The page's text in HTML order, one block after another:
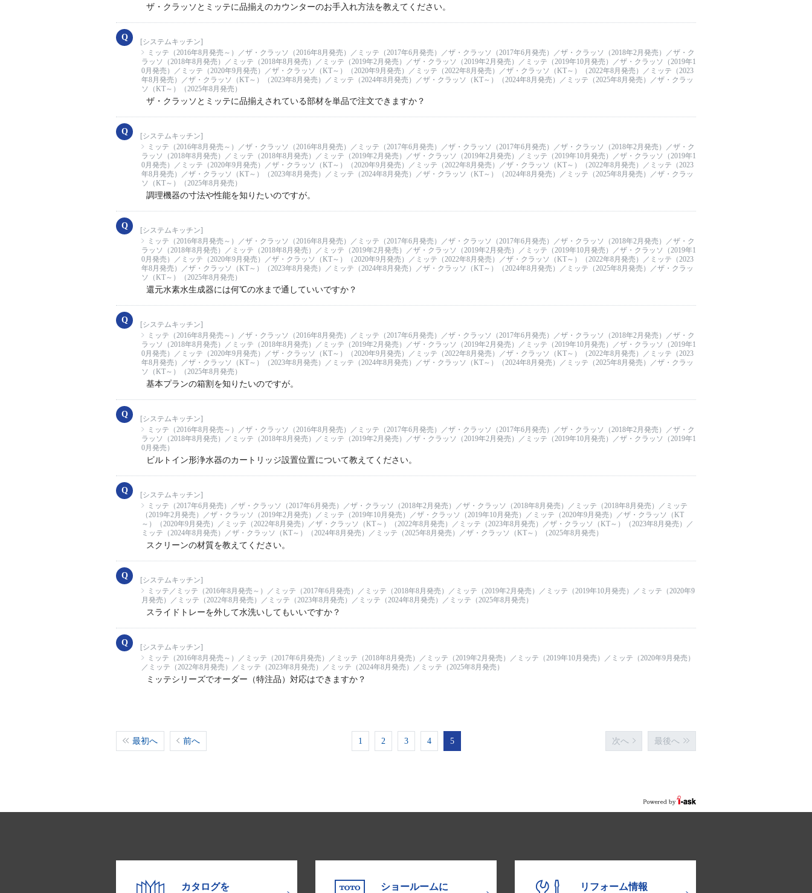
ザ・クラッソとミッテに品揃えのカウンターのお手入れ方法を教えてください。
[システムキッチン]
ミッテ（2016年8月発売～）／ザ・クラッソ（2016年8月発売）／ミッテ（2017年6月発売）／ザ・クラッソ（2017年6月発売）／ザ・クラッソ（2018年2月発売）／ザ・ク
ラッソ（2018年8月発売）／ミッテ（2018年8月発売）／ミッテ（2019年2月発売）／ザ・クラッソ（2019年2月発売）／ミッテ（2019年10月発売）／ザ・クラッソ（2019年1
0月発売）／ミッテ（2020年9月発売）／ザ・クラッソ（KT～）（2020年9月発売）／ミッテ（2022年8月発売）／ザ・クラッソ（KT～）（2022年8月発売）／ミッテ（2023
年8月発売）／ザ・クラッソ（KT～）（2023年8月発売）／ミッテ（2024年8月発売）／ザ・クラッソ（KT～）（2024年8月発売）／ミッテ（2025年8月発売）／ザ・クラッ
ソ（KT～）（2025年8月発売）
ザ・クラッソとミッテに品揃えされている部材を単品で注文できますか？
[システムキッチン]
ミッテ（2016年8月発売～）／ザ・クラッソ（2016年8月発売）／ミッテ（2017年6月発売）／ザ・クラッソ（2017年6月発売）／ザ・クラッソ（2018年2月発売）／ザ・ク
ラッソ（2018年8月発売）／ミッテ（2018年8月発売）／ミッテ（2019年2月発売）／ザ・クラッソ（2019年2月発売）／ミッテ（2019年10月発売）／ザ・クラッソ（2019年1
0月発売）／ミッテ（2020年9月発売）／ザ・クラッソ（KT～）（2020年9月発売）／ミッテ（2022年8月発売）／ザ・クラッソ（KT～）（2022年8月発売）／ミッテ（2023
年8月発売）／ザ・クラッソ（KT～）（2023年8月発売）／ミッテ（2024年8月発売）／ザ・クラッソ（KT～）（2024年8月発売）／ミッテ（2025年8月発売）／ザ・クラッ
ソ（KT～）（2025年8月発売）
調理機器の寸法や性能を知りたいのですが。
[システムキッチン]
ミッテ（2016年8月発売～）／ザ・クラッソ（2016年8月発売）／ミッテ（2017年6月発売）／ザ・クラッソ（2017年6月発売）／ザ・クラッソ（2018年2月発売）／ザ・ク
ラッソ（2018年8月発売）／ミッテ（2018年8月発売）／ミッテ（2019年2月発売）／ザ・クラッソ（2019年2月発売）／ミッテ（2019年10月発売）／ザ・クラッソ（2019年1
0月発売）／ミッテ（2020年9月発売）／ザ・クラッソ（KT～）（2020年9月発売）／ミッテ（2022年8月発売）／ザ・クラッソ（KT～）（2022年8月発売）／ミッテ（2023
年8月発売）／ザ・クラッソ（KT～）（2023年8月発売）／ミッテ（2024年8月発売）／ザ・クラッソ（KT～）（2024年8月発売）／ミッテ（2025年8月発売）／ザ・クラッ
ソ（KT～）（2025年8月発売）
還元水素水生成器には何℃の水まで通していいですか？
[システムキッチン]
ミッテ（2016年8月発売～）／ザ・クラッソ（2016年8月発売）／ミッテ（2017年6月発売）／ザ・クラッソ（2017年6月発売）／ザ・クラッソ（2018年2月発売）／ザ・ク
ラッソ（2018年8月発売）／ミッテ（2018年8月発売）／ミッテ（2019年2月発売）／ザ・クラッソ（2019年2月発売）／ミッテ（2019年10月発売）／ザ・クラッソ（2019年1
0月発売）／ミッテ（2020年9月発売）／ザ・クラッソ（KT～）（2020年9月発売）／ミッテ（2022年8月発売）／ザ・クラッソ（KT～）（2022年8月発売）／ミッテ（2023
年8月発売）／ザ・クラッソ（KT～）（2023年8月発売）／ミッテ（2024年8月発売）／ザ・クラッソ（KT～）（2024年8月発売）／ミッテ（2025年8月発売）／ザ・クラッ
ソ（KT～）（2025年8月発売）
基本プランの箱割を知りたいのですが。
[システムキッチン]
ミッテ（2016年8月発売～）／ザ・クラッソ（2016年8月発売）／ミッテ（2017年6月発売）／ザ・クラッソ（2017年6月発売）／ザ・クラッソ（2018年2月発売）／ザ・ク
ラッソ（2018年8月発売）／ミッテ（2018年8月発売）／ミッテ（2019年2月発売）／ザ・クラッソ（2019年2月発売）／ミッテ（2019年10月発売）／ザ・クラッソ（2019年1
0月発売）
ビルトイン形浄水器のカートリッジ設置位置について教えてください。
[システムキッチン]
ミッテ（2017年6月発売）／ザ・クラッソ（2017年6月発売）／ザ・クラッソ（2018年2月発売）／ザ・クラッソ（2018年8月発売）／ミッテ（2018年8月発売）／ミッテ
（2019年2月発売）／ザ・クラッソ（2019年2月発売）／ミッテ（2019年10月発売）／ザ・クラッソ（2019年10月発売）／ミッテ（2020年9月発売）／ザ・クラッソ（KT
～）（2020年9月発売）／ミッテ（2022年8月発売）／ザ・クラッソ（KT～）（2022年8月発売）／ミッテ（2023年8月発売）／ザ・クラッソ（KT～）（2023年8月発売）／
ミッテ（2024年8月発売）／ザ・クラッソ（KT～）（2024年8月発売）／ミッテ（2025年8月発売）／ザ・クラッソ（KT～）（2025年8月発売）
スクリーンの材質を教えてください。
[システムキッチン]
ミッテ／ミッテ（2016年8月発売～）／ミッテ（2017年6月発売）／ミッテ（2018年8月発売）／ミッテ（2019年2月発売）／ミッテ（2019年10月発売）／ミッテ（2020年9
月発売）／ミッテ（2022年8月発売）／ミッテ（2023年8月発売）／ミッテ（2024年8月発売）／ミッテ（2025年8月発売）
スライドトレーを外して水洗いしてもいいですか？
[システムキッチン]
ミッテ（2016年8月発売～）／ミッテ（2017年6月発売）／ミッテ（2018年8月発売）／ミッテ（2019年2月発売）／ミッテ（2019年10月発売）／ミッテ（2020年9月発売）
／ミッテ（2022年8月発売）／ミッテ（2023年8月発売）／ミッテ（2024年8月発売）／ミッテ（2025年8月発売）
ミッテシリーズでオーダー（特注品）対応はできますか？
最初へ 前へ 1 2 3 4 5 次へ 最後へ
カタログを
ショールームに
リフォーム情報